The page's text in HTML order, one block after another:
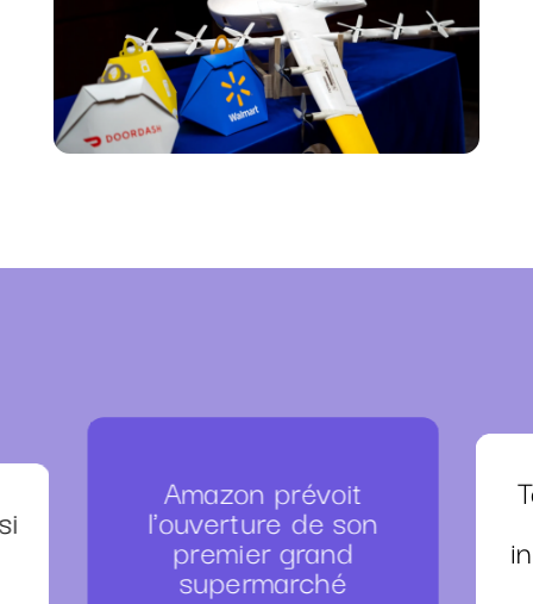
Amazon prévoit
l'ouverture de son
premier grand
supermarché